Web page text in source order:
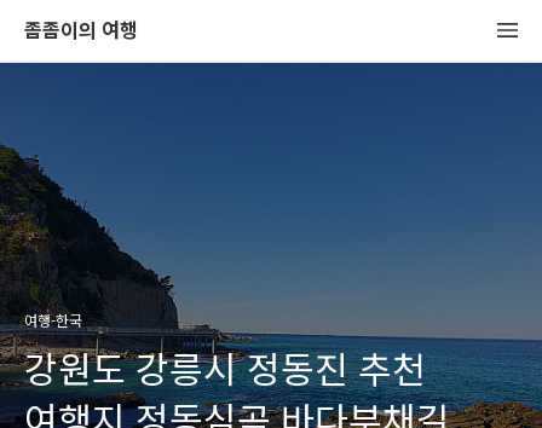
좀좀이의 여행
여행-한국
강원도 강릉시 정동진 추천